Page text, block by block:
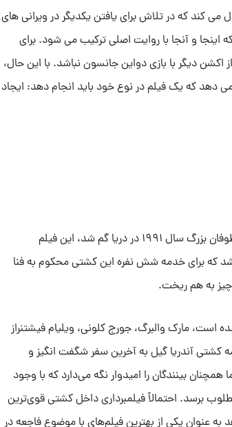
می کند که در تلاش برای یافتن یکدیگر در ویرانی های
اینجا و آنجا با روایت اصلی ترکیب می شود. برای
دیگر با بازی دواین جانسون نباشد. با این حال،
دهد که یک فیلم در نوع خود باید انجام دهد: ایجاد
با روایت داستان کشتی ماهیگیری آندریا گیل که در طوفان بزرگ سال ۱۹۹۱ در دریا گم شد، این فیلم
که برای خدمه شش نفره این کشتی محکوم به فنا
چیز به هم ریخت.
همان طوفان دهه ۹۰ نامگذاری شده است، مارک والبرگ، جورج کلونی، ویلیام فیشتنراز
کشتی آندریا گیل به آخرین سفر شگفت انگیز و
بینندگان را امیدوار نگه می‌دارد که با وجود
برسد. احتمالاً فیلمبرداری داخل کشتی قوی‌ترین
عنوان یکی از بهترین فیلم‌های با موضوع فاجعه در